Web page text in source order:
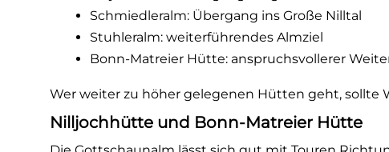
Schmiedleralm: Übergang ins Große Nilltal
Stuhleralm: weiterführendes Almziel
Bonn-Matreier Hütte: anspruchsvollerer
Wer weiter zu höher gelegenen Hütten geht,
Nilljochhütte und Bonn-Matreier Hütte